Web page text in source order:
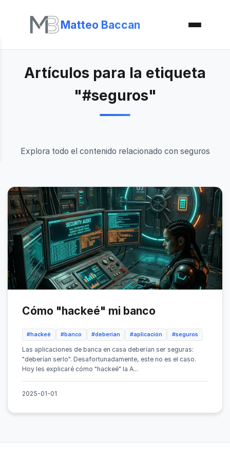
Matteo Baccan
Artículos para la etiqueta
"#seguros"
Explora todo el contenido relacionado con seguros
Cómo "hackeé" mi banco
#hackeé #banco #deberían #aplicación #seguros
Las aplicaciones de banca en casa deberían ser seguras:
"deberían serlo". Desafortunadamente, este no es el caso.
Hoy les explicaré cómo "hackeé" la A...
2025-01-01